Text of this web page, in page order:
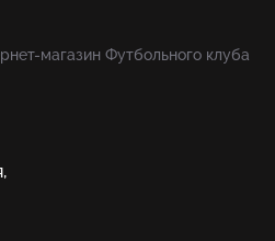
магазин Футбольного клуба